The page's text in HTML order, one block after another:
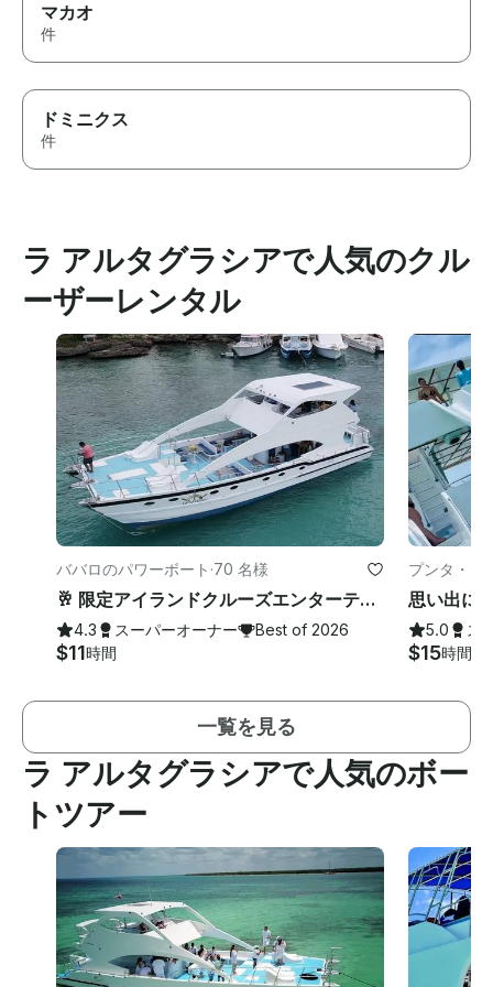
マカオ
件
ドミニクス
件
ラ アルタグラシアで人気のクル
ーザーレンタル
ババロのパワーボート ·70 名様
🥂 限定アイランドクルーズエンターテイメントバーミュージックダンスパーティーキャプテンチャーター 🏝
4.3 スーパーオーナー Best of 2026
$11時間
プンタ・カ
5.0 ス
$15時間
一覧を見る
ラ アルタグラシアで人気のボー
トツアー